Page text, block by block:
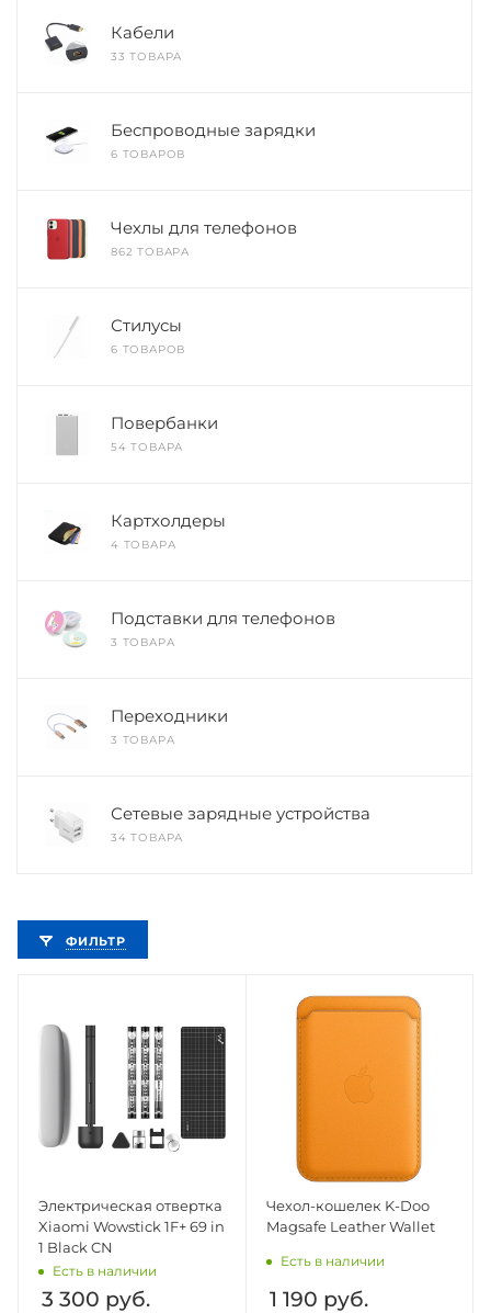
Кабели
33 ТОВАРА
Беспроводные зарядки
6 ТОВАРОВ
Чехлы для телефонов
862 ТОВАРА
Стилусы
6 ТОВАРОВ
Повербанки
54 ТОВАРА
Картхолдеры
4 ТОВАРА
Подставки для телефонов
3 ТОВАРА
Переходники
3 ТОВАРА
Сетевые зарядные устройства
34 ТОВАРА
ФИЛЬТР
Электрическая отвертка
Xiaomi Wowstick 1F+ 69 in
1 Black CN
Есть в наличии
3 300 руб.
Чехол-кошелек K-Doo
Magsafe Leather Wallet
Есть в наличии
1 190 руб.